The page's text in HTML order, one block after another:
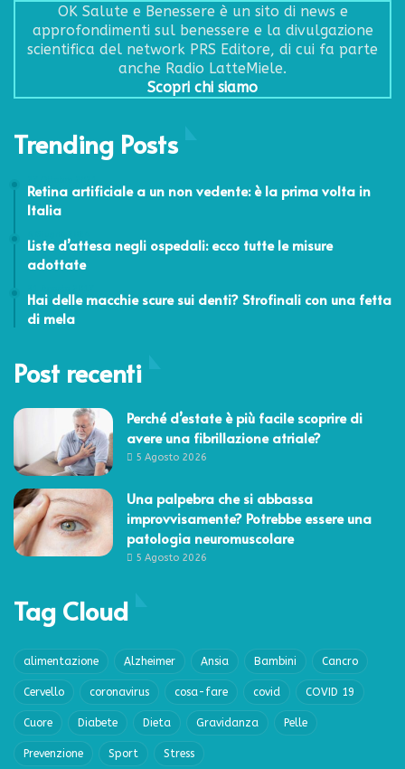
OK Salute e Benessere è un sito di news e
approfondimenti sul benessere e la divulgazione
scientifica del network PRS Editore, di cui fa parte
anche Radio LatteMiele.
Scopri chi siamo
Trending Posts
Retina artificiale a un non vedente: è la prima volta in
Italia
Liste d’attesa negli ospedali: ecco tutte le misure
adottate
Hai delle macchie scure sui denti? Strofinali con una fetta
di mela
Post recenti
Perché d’estate è più facile scoprire di
avere una fibrillazione atriale?
5 Agosto 2026
Una palpebra che si abbassa
improvvisamente? Potrebbe essere una
patologia neuromuscolare
5 Agosto 2026
Tag Cloud
alimentazione Alzheimer Ansia Bambini Cancro
Cervello coronavirus cosa-fare covid COVID 19
Cuore Diabete Dieta Gravidanza Pelle
Prevenzione Sport Stress